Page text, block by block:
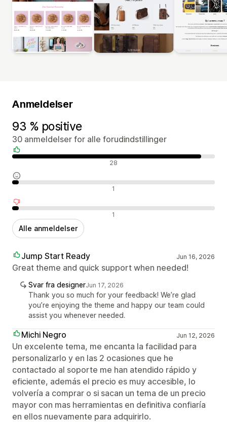
Anmeldelser
93 % positive
30 anmeldelser for alle forudindstillinger
Positive anmeldelser 28
Neutrale anmeldelser 1
Negative anmeldelser 1
Alle anmeldelser
Jump Start Ready Jun 16, 2026
Great theme and quick support when needed!
Svar fra designerJun 17, 2026
Thank you so much for your feedback! We’re glad
you’re enjoying the theme and happy our team could
assist you whenever needed.
Michi Negro Jun 12, 2026
Un excelente tema, me encanta la facilidad para
personalizarlo y en las 2 ocasiones que he
contactado al soporte me han atendido rápido y
eficiente, además el precio es muy accesible, lo
volvería a comprar o si sacan un tema de un precio
mayor con mas herramientas en definitiva confiaría
en ellos nuevamente para adquirirlo.